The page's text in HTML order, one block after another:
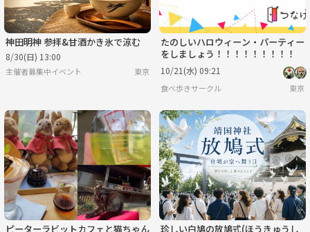
神田明神 参拝&甘酒かき氷で涼む
8/30(日) 13:00
主催者募集中イベント 東京
たのしいハロウィーン・パーティー
をしましょう！！！！！！！！！
10/21(水) 09:21
食べ歩きサークル 東京
ピーターラビットカフェと猫ちゃん
珍しい白鳩の放鳩式(ほうきゅうし